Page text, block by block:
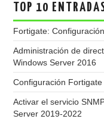
TOP 10
Fortigate:
Administración de
Windows Server 2016
Configuración
Activar el servicio
Server 2019-2022